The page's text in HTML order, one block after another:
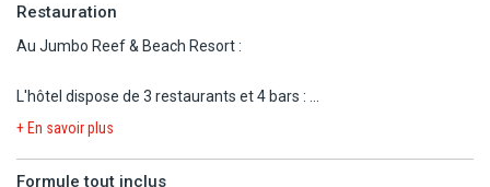
Restauration
Au Jumbo Reef & Beach Resort :
L'hôtel dispose de 3 restaurants et 4 bars :
- Restaurant principal semi-buffet proposant une cuisine locale et
- Restaurant Peponi, avec cuisine italienne (pizzas et pâtes). Le
+ En savoir plus
Formule tout inclus